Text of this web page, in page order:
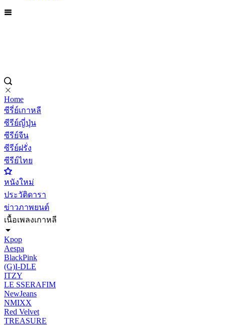
Home
ซีรี่ย์เกาหลี
ซีรีย์ญี่ปุ่น
ซีรีย์จีน
ซีรีย์ฝรั่ง
ซีรีย์ไทย
หนังใหม่
ประวัติดารา
ข่าวภาพยนต์
เนื้อเพลงเกาหลี
Kpop
Aespa
BlackPink
(G)I-DLE
ITZY
LE SSERAFIM
NewJeans
NMIXX
Red Velvet
TREASURE